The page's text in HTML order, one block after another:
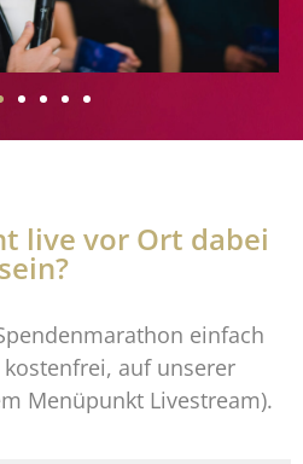
live vor Ort dabei
sein?
einfach
auf unserer
Menüpunkt Livestream).